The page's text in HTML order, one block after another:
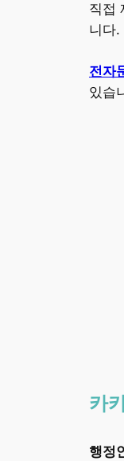
직접
니다.
전자
있습
카
행정